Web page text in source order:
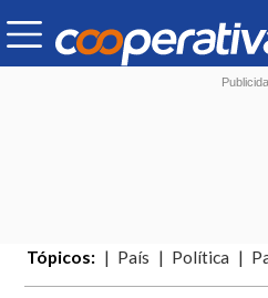
Tópicos: País Política